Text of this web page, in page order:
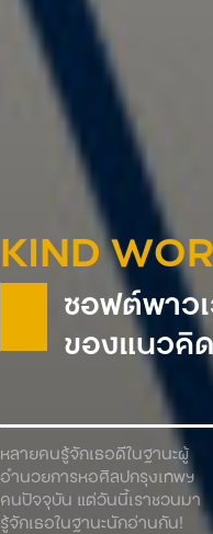
หลายคนรู้จักเธอดีในฐานะผู้
อำนวยการหอศิลปกรุงเทพฯ
คนปัจจุบัน แต่วันนี้เราชวนมา
รู้จักเธอในฐานะนักอ่านกัน!
KIND
ซอฟต์พาว
ของแนวคิด